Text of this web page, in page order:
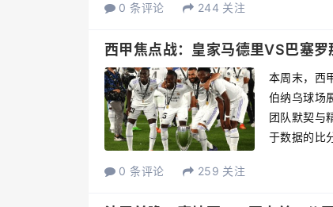
0 条评论 244 关注
西甲焦点战：皇家马德里VS巴塞
本周末，西
伯纳乌球场
团队默契与
于数据的比
0 条评论 259 关注